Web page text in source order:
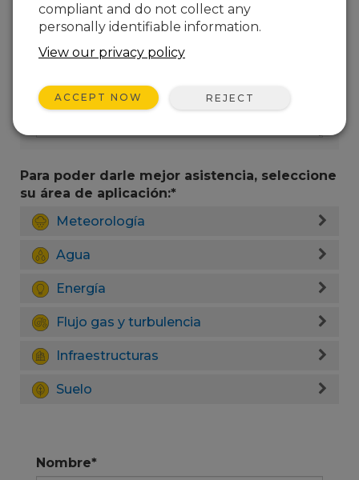
Entre aquí su consulta:*
Para poder darle mejor asistencia, seleccione
su área de aplicación:*
Meteorología
Agua
Energía
Flujo gas y turbulencia
Infraestructuras
Suelo
Nombre*
compliant and do not collect any
personally identifiable information.
View our privacy policy
ACCEPT NOW REJECT